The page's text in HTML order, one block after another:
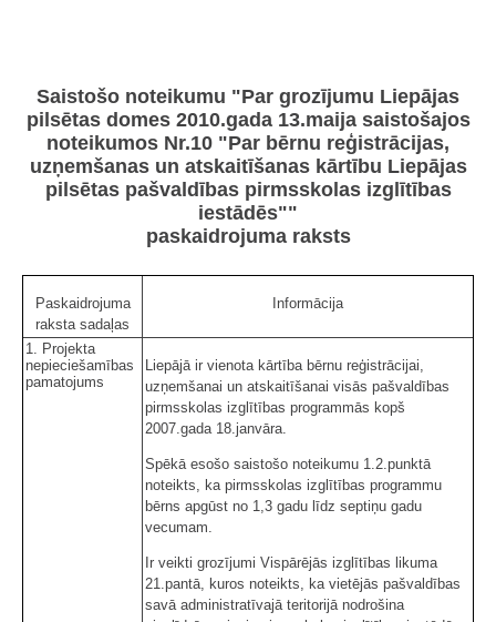
Saistošo noteikumu "Par grozījumu Liepājas
pilsētas domes 2010.gada 13.maija saistošajos
noteikumos Nr.10 "Par bērnu reģistrācijas,
uzņemšanas un atskaitīšanas kārtību Liepājas
pilsētas pašvaldības pirmsskolas izglītības
iestādēs""
paskaidrojuma raksts
Paskaidrojuma
raksta sadaļas
Informācija
1. Projekta
nepieciešamības
pamatojums
Liepājā ir vienota kārtība bērnu reģistrācijai,
uzņemšanai un atskaitīšanai visās pašvaldības
pirmsskolas izglītības programmās kopš
2007.gada 18.janvāra.
Spēkā esošo saistošo noteikumu 1.2.punktā
noteikts, ka pirmsskolas izglītības programmu
bērns apgūst no 1,3 gadu līdz septiņu gadu
vecumam.
Ir veikti grozījumi Vispārējās izglītības likuma
21.pantā, kuros noteikts, ka vietējās pašvaldības
savā administratīvajā teritorijā nodrošina